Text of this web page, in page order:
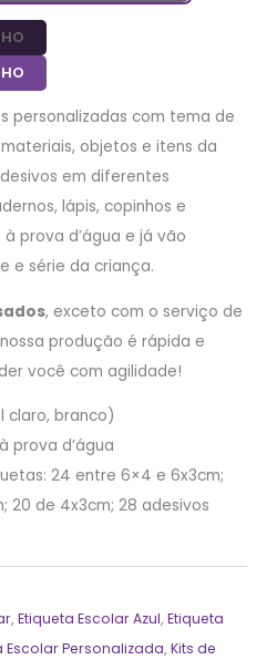
personalizadas com tema de
objetos e itens da
em diferentes
lápis, copinhos e
prova d’água e já vão
e série da criança.
, exceto com o serviço de
produção é rápida e
você com agilidade!
claro, branco)
prova d’água
24 entre 6×4 e 6x3cm;
20 de 4x3cm; 28 adesivos
,Etiqueta Escolar Azul,Etiqueta
Escolar Personalizada,Kits de